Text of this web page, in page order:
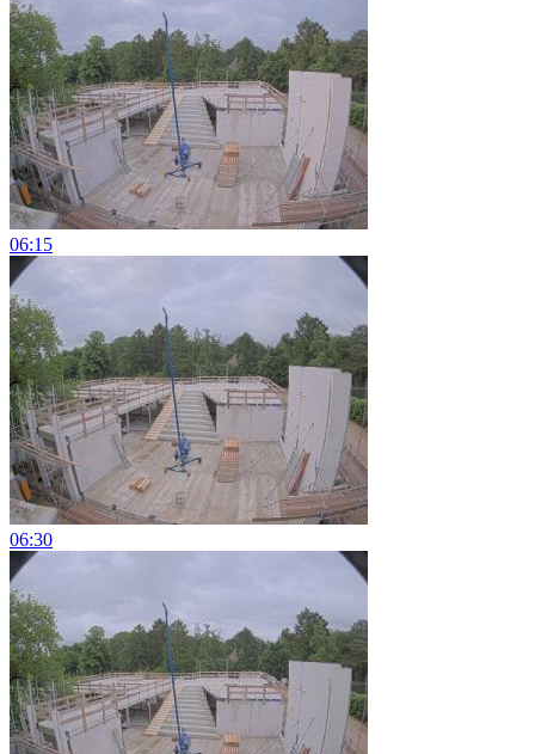
06:15
06:30